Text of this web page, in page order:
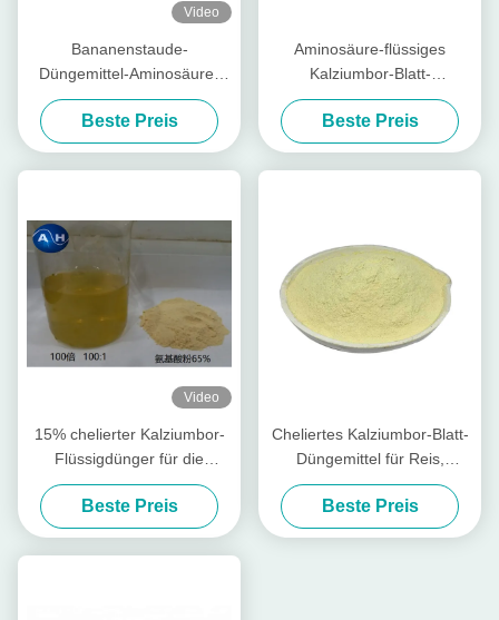
Video
Bananenstaude-
Düngemittel-Aminosäure-
Chelatbildungs-
Kalziummagnesium-Zink-
Bor-Molybdän
Beste Preis
Aminosäure-flüssiges
Kalziumbor-Blatt-
Düngemittel für
Bananenstauden
Beste Preis
Video
15% chelierter Kalziumbor-
Flüssigdünger für die
Kartoffeln wasserlöslich
Beste Preis
Cheliertes Kalziumbor-Blatt-
Düngemittel für Reis,
Bananen-Blatt- Düngemittel
Beste Preis